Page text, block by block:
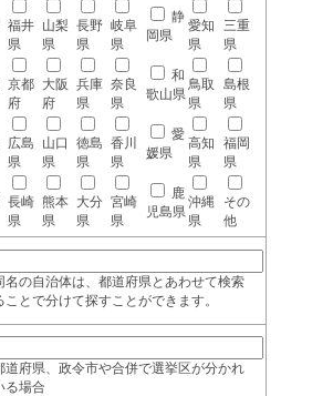
福井
県
山梨
県
長野
県
岐阜
県
静
岡県
愛知
県
三重
県
京都
府
大阪
府
兵庫
県
奈良
県
和
歌山県
鳥取
県
島根
県
広島
県
山口
県
徳島
県
香川
県
愛
媛県
高知
県
福岡
県
長崎
県
熊本
県
大分
県
宮崎
県
鹿
児島県
沖縄
県
その
他
の自治体は、都道府県とあわせて検索
ことで分けて探すことができます。
府県、政令市や合併で選挙区が分かれ
る場合